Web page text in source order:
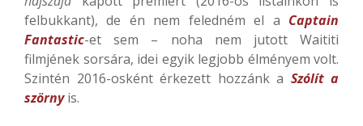
felbukkant), de én nem feledném el a Captain
Fantastic-et sem – noha nem jutott Waititi
filmjének sorsára, idei egyik legjobb élményem volt.
Szintén 2016-osként érkezett hozzánk a Szólít a
szörnyis.